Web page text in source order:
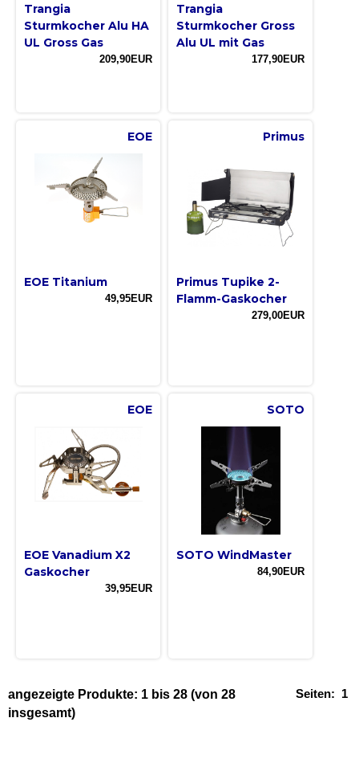
Trangia
Sturmkocher Alu HA
UL Gross Gas
209,90EUR
Trangia
Sturmkocher Gross
Alu UL mit Gas
177,90EUR
EOE
EOE Titanium
49,95EUR
Primus
Primus Tupike 2-
Flamm-Gaskocher
279,00EUR
EOE
EOE Vanadium X2
Gaskocher
39,95EUR
SOTO
SOTO WindMaster
84,90EUR
Seiten: 1
angezeigte Produkte: 1 bis 28 (von 28
insgesamt)